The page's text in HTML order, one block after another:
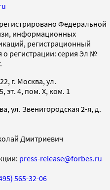
Федеральной
информационных
регистрационный
регистрации: серия Эл №
г. Москва, ул.
эт. 4, пом. X, ком. 1
ул. Звенигородская 2-я, д.
Дмитриевич
press-release@forbes.ru
565-32-06